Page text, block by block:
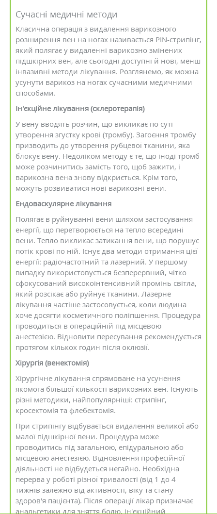
Сучасні медичні методи
Класична операція з видалення варикозного
розширення вен на ногах називається PIN-стрипінг,
який полягає у видаленні варикозно змінених
підшкірних вен, але сьогодні доступні й нові, менш
інвазивні методи лікування. Розглянемо, як можна
усунути варикоз на ногах сучасними медичними
способами.
Ін'єкційне лікування (склеротерапія)
У вену вводять розчин, що викликає по суті
утворення згустку крові (тромбу). Загоєння тромбу
призводить до утворення рубцевої тканини, яка
блокує вену. Недоліком методу є те, що іноді тромб
може розчинитись замість того, щоб зажити, і
варикозна вена знову відкриється. Крім того,
можуть розвиватися нові варикозні вени.
Ендоваскулярне лікування
Полягає в руйнуванні вени шляхом застосування
енергії, що перетворюється на тепло всередині
вени. Тепло викликає затикання вени, що порушує
потік крові по ній. Існує два методи отримання цієї
енергії: радіочастотний та лазерний. У першому
випадку використовується безперервний, чітко
сфокусований високоінтенсивний промінь світла,
який розсікає або руйнує тканини. Лазерне
лікування частіше застосовується, коли людина
хоче досягти косметичного поліпшення. Процедура
проводиться в операційній під місцевою
анестезією. Відновити пересування рекомендується
протягом кількох годин після оклюзії.
Хірургія (венектомія)
Хірургічне лікування спрямоване на усунення
якомога більшої кількості варикозних вен. Існують
різні методики, найпопулярніші: стрипінг,
кросектомія та флебектомія.
При стрипінгу відбувається видалення великої або
малої підшкірної вени. Процедура може
проводитись під загальною, епідуральною або
місцевою анестезією. Відновлення професійної
діяльності не відбудеться негайно. Необхідна
перерва у роботі різної тривалості (від 1 до 4
тижнів залежно від активності, віку та стану
здоров'я пацієнта). Після операції лікар призначає
анальгетики для зняття болю, ін'єкційний